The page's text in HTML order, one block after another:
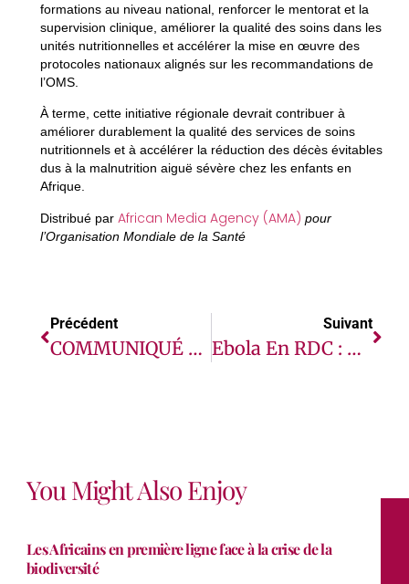
formations au niveau national, renforcer le mentorat et la
supervision clinique, améliorer la qualité des soins dans les
unités nutritionnelles et accélérer la mise en œuvre des
protocoles nationaux alignés sur les recommandations de
l’OMS.
À terme, cette initiative régionale devrait contribuer à
améliorer durablement la qualité des services de soins
nutritionnels et à accélérer la réduction des décès évitables
dus à la malnutrition aiguë sévère chez les enfants en
Afrique.
Distribué par African Media Agency (AMA) pour
l’Organisation Mondiale de la Santé
Précédent
COMMUNIQUÉ DE LA FONDATION GATES SUR LE FINANCEMENT DE LA RIPOSTE À L’ÉPIDÉMIE D’ÉBOLA
Suivant
Ebola En RDC : Signes D’espoir À Bunia Après La Guérison De Quatre Infirmiers
You Might Also Enjoy
Les Africains en première ligne face à la crise de la
biodiversité